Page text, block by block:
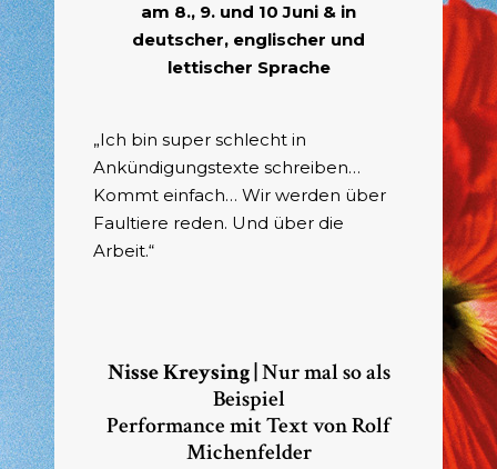
am 8., 9. und 10 Juni & in
deutscher, englischer und
lettischer Sprache
„Ich bin super schlecht in
Ankündigungstexte schreiben…
Kommt einfach… Wir werden über
Faultiere reden. Und über die
Arbeit.“
Nisse Kreysing |Nur mal so als
Beispiel
Performance mit Text von Rolf
Michenfelder